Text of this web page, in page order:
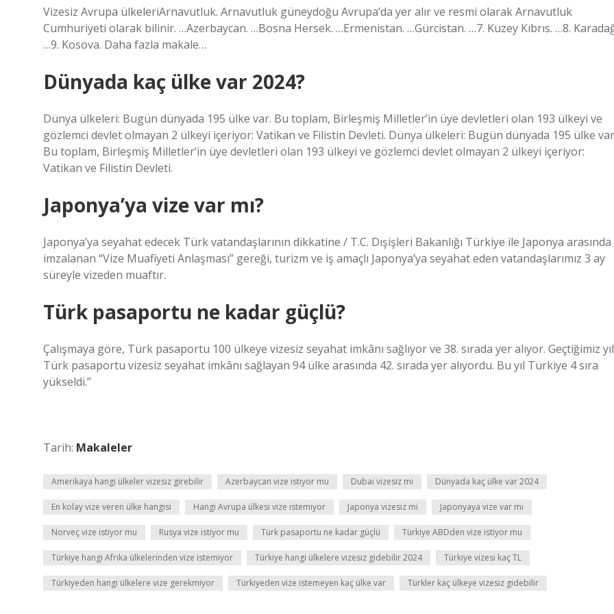
Vizesiz Avrupa ülkeleriArnavutluk. Arnavutluk güneydoğu Avrupa’da yer alır ve resmi olarak Arnavutluk
Cumhuriyeti olarak bilinir. …Azerbaycan. …Bosna Hersek. …Ermenistan. …Gürcistan. …7. Kuzey Kıbrıs. …8.
…9. Kosova. Daha fazla makale…
Dünyada kaç ülke var 2024?
Dünya ülkeleri: Bugün dünyada 195 ülke var. Bu toplam, Birleşmiş Milletler’in üye devletleri olan 193 ülkeyi ve
gözlemci devlet olmayan 2 ülkeyi içeriyor: Vatikan ve Filistin Devleti. Dünya ülkeleri: Bugün dünyada 195 ülke
Bu toplam, Birleşmiş Milletler’in üye devletleri olan 193 ülkeyi ve gözlemci devlet olmayan 2 ülkeyi içeriyor:
Vatikan ve Filistin Devleti.
Japonya’ya vize var mı?
Japonya’ya seyahat edecek Türk vatandaşlarının dikkatine / T.C. Dışişleri Bakanlığı Türkiye ile Japonya arasında
imzalanan “Vize Muafiyeti Anlaşması” gereği, turizm ve iş amaçlı Japonya’ya seyahat eden vatandaşlarımız 3 ay
süreyle vizeden muaftır.
Türk pasaportu ne kadar güçlü?
Çalışmaya göre, Türk pasaportu 100 ülkeye vizesiz seyahat imkânı sağlıyor ve 38. sırada yer alıyor. Geçtiğimiz
Türk pasaportu vizesiz seyahat imkânı sağlayan 94 ülke arasında 42. sırada yer alıyordu. Bu yıl Türkiye 4 sıra
yükseldi.”
Tarih: Makaleler
Amerikaya hangi ülkeler vizesiz girebilir Azerbaycan vize istiyor mu Dubai vizesiz mi Dünyada kaç ülke var 2024
En kolay vize veren ülke hangisi Hangi Avrupa ülkesi vize istemiyor Japonya vizesiz mi Japonyaya vize var mı
Norveç vize istiyor mu Rusya vize istiyor mu Türk pasaportu ne kadar güçlü Türkiye ABDden vize istiyor mu
Türkiye hangi Afrika ülkelerinden vize istemiyor Türkiye hangi ülkelere vizesiz gidebilir 2024 Türkiye vizesi kaç TL
Türkiyeden hangi ülkelere vize gerekmiyor Türkiyeden vize istemeyen kaç ülke var Türkler kaç ülkeye vizesiz gidebilir